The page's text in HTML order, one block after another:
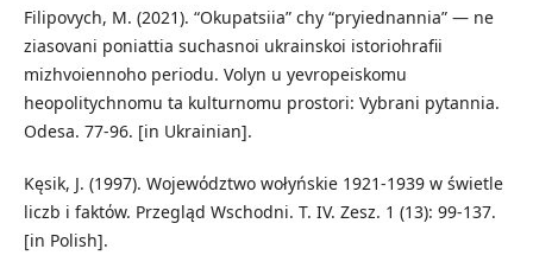
Filipovych, M. (2021). “Okupatsiia” chy “pryiednannia” — ne
ziasovani poniattia suchasnoi ukrainskoi istoriohrafii
mizhvoiennoho periodu. Volyn u yevropeiskomu
heopolitychnomu ta kulturnomu prostori: Vybrani pytannia.
Odesa. 77-96. [in Ukrainian].
Kęsik, J. (1997). Wojewόdztwo wołyńskie 1921-1939 w świetle
liczb i faktόw. Przegląd Wschodni. T. IV. Zesz. 1 (13): 99-137.
[in Polish].